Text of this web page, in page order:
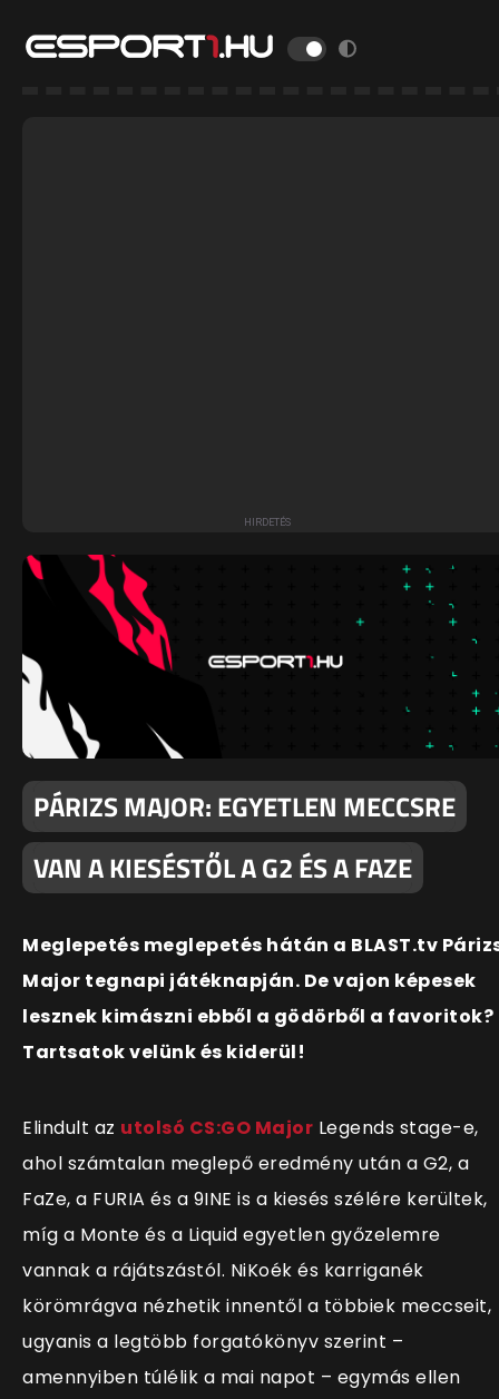
PÁRIZS MAJOR: EGYETLEN MECCSRE
VAN A KIESÉSTŐL A G2 ÉS A FAZE
Meglepetés meglepetés hátán a BLAST.tv
Major tegnapi játéknapján. De vajon képesek
lesznek kimászni ebből a gödörből a favoritok?
Tartsatok velünk és kiderül!
Elindult az utolsó CS:GO Major Legends stage-e,
ahol számtalan meglepő eredmény után a G2, a
FaZe, a FURIA és a 9INE is a kiesés szélére kerültek,
míg a Monte és a Liquid egyetlen győzelemre
vannak a rájátszástól. NiKoék és karriganék
körömrágva nézhetik innentől a többiek meccseit,
ugyanis a legtöbb forgatókönyv szerint –
amennyiben túlélik a mai napot – egymás ellen